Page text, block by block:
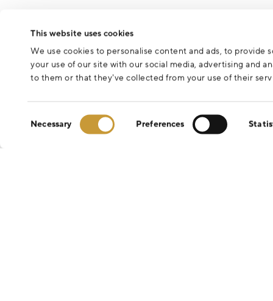
This website uses cookies
We use cookies to personalise content and ads, to provide
your use of our site with our social media, advertising and
to them or that they’ve collected from your use of their
Necessary Preferences